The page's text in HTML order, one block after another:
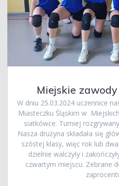
Miejskie
W dniu 25.03.2024 uczennice
Miasteczku Śląskim w
siatkówce. Turniej
Nasza drużyna składała się
szóstej klasy, więc rok lub
dzielnie walczyły i
czwartym miejscu. Zebrane